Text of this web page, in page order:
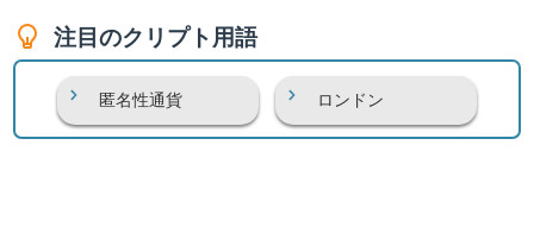
注目のクリプト用語
匿名性通貨 ロンドン